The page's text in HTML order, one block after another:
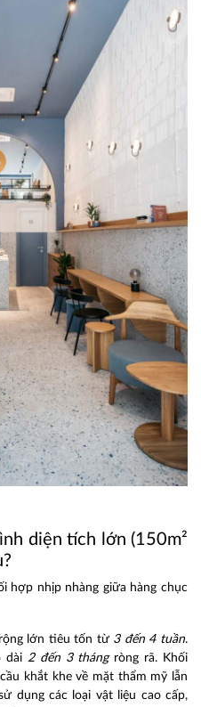
diện tích lớn (150m²
hợp nhịp nhàng giữa hàng chục
lớn tiêu tốn từ 3 đến 4 tuần.
dài 2 đến 3 thángròng rã. Khối
khắt khe về mặt thẩm mỹ lẫn
dụng các loại vật liệu cao cấp,